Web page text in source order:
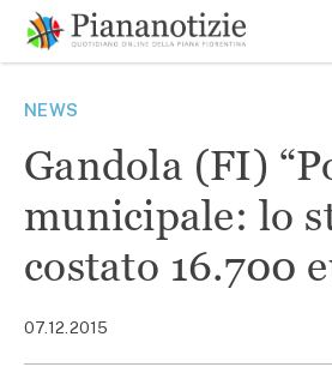
contenuto
SEARCH
NEWS
Gandola (FI)
municipale: lo
costato 16.700
07.12.2015